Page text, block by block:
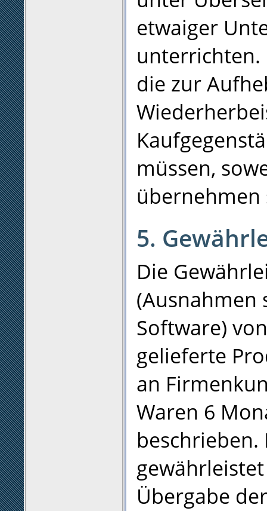
etwaiger
unterrichten.
die zur
müssen,
übernehmen
5.
Die
(Ausnahmen
Software)
gelieferte
an
Waren 6
Übergabe